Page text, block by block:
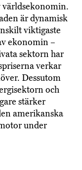
världsekonomin.
är dynamisk
viktigaste
ekonomin –
sektorn har
verkar
Dessutom
och
stärker
amerikanska
under